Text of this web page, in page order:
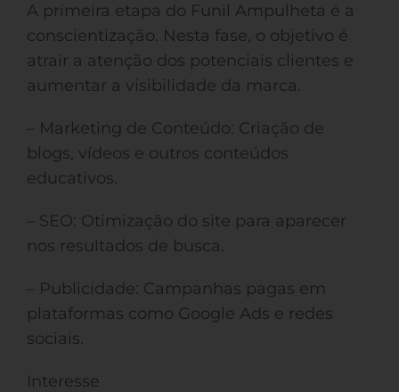
A primeira etapa do Funil Ampulheta é a
conscientização. Nesta fase, o objetivo é
atrair a atenção dos potenciais clientes e
aumentar a visibilidade da marca.
– Marketing de Conteúdo: Criação de
blogs, vídeos e outros conteúdos
educativos.
– SEO: Otimização do site para aparecer
nos resultados de busca.
– Publicidade: Campanhas pagas em
plataformas como Google Ads e redes
sociais.
Interesse